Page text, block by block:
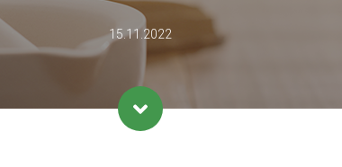
15.11.2022